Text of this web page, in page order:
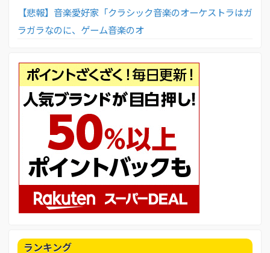
【悲報】音楽愛好家「クラシック音楽のオーケストラはガ
ラガラなのに、ゲーム音楽のオ
ランキング